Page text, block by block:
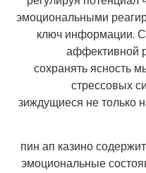
эмоциональными
ключ информации.
аффективной
сохранять ясность
стрессовых
зиждущиеся не только
пин ап казино
эмоциональные